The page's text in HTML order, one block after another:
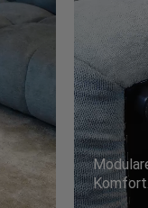
Komfort.